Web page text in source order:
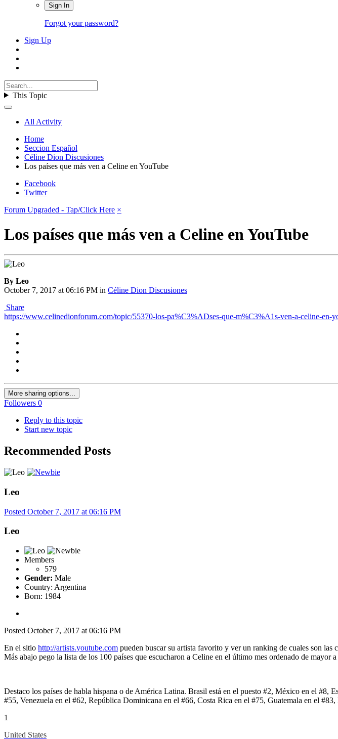
Sign In
Forgot your password?
Sign Up
This Topic
All Activity
Home
Seccion Español
Céline Dion Discusiones
Los países que más ven a Celine en YouTube
Facebook
Twitter
Forum Upgraded - Tap/Click Here ×
Los países que más ven a Celine en YouTube
By Leo
October 7, 2017 at 06:16 PM in Céline Dion Discusiones
Share
https://www.celinedionforum.com/topic/55370-los-pa%C3%ADses-que-m%C3%A1s-ven-a-celine-en-
More sharing options...
Followers 0
Reply to this topic
Start new topic
Recommended Posts
Leo
Posted October 7, 2017 at 06:16 PM
Leo
Members
579
Gender: Male
Country: Argentina
Born: 1984
Posted October 7, 2017 at 06:16 PM
En el sitio http://artists.youtube.com pueden buscar su artista favorito y ver un ranking de cuales son las
Más abajo pego la lista de los 100 países que escucharon a Celine en el último mes ordenado de mayor a
Destaco los países de habla hispana o de América Latina. Brasil está en el puesto #2, México en el
#55, Venezuela en el #62, República Dominicana en el #66, Costa Rica en el #75, Guatemala en el
1
United States